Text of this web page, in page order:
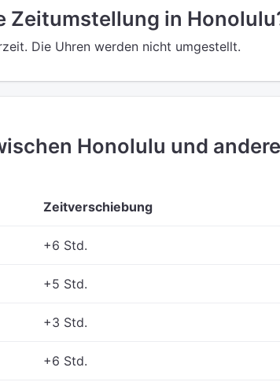
Zeitumstellung in
Die Uhren werden nicht umgestellt.
Honolulu und
Zeitverschiebung
+6 Std.
+5 Std.
+3 Std.
+6 Std.